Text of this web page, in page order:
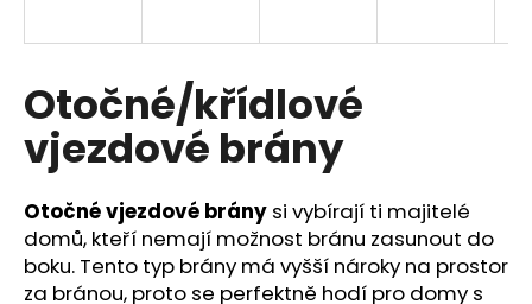
Otočné/křídlové
vjezdové brány
Otočné vjezdové brány si vybírají ti majitelé
domů, kteří nemají možnost bránu zasunout do
boku. Tento typ brány má vyšší nároky na prostor
za bránou, proto se perfektně hodí pro domy s
í
t
?
HLEDAT